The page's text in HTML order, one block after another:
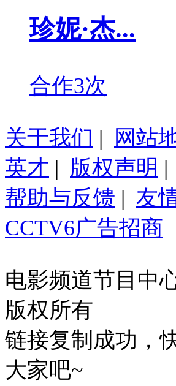
珍妮·杰...
合作3次
关于我们 | 网站
英才 | 版权声明 |
帮助与反馈 | 友
CCTV6广告招商
电影频道节目中
版权所有
链接复制成功，
大家吧~